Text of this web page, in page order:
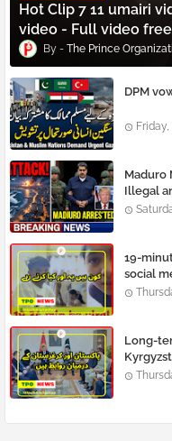
Hot Clip 7 11 umairi
video - Full video
The Prince
DPM
Maduro
Illegal
19-
social
Long-
fields